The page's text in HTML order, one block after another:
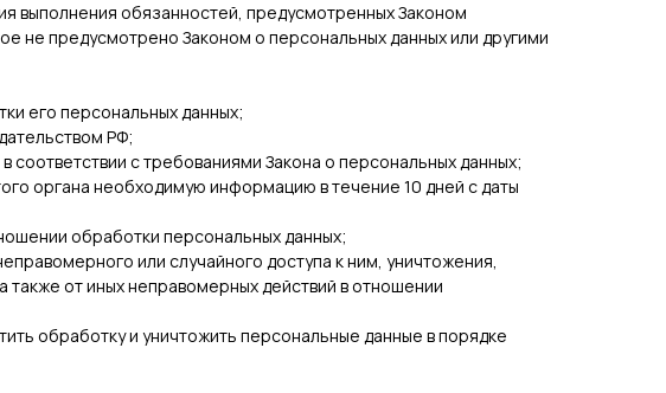
выполнения обязанностей, предусмотренных Законом
не предусмотрено Законом о персональных данных или другими
его персональных данных;
РФ;
с требованиями Закона о персональных данных;
органа необходимую информацию в течение 10 дней с даты
обработки персональных данных;
или случайного доступа к ним, уничтожения,
от иных неправомерных действий в отношении
обработку и уничтожить персональные данные в порядке